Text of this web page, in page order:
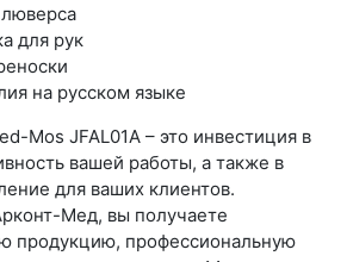
для рук
на русском языке
Mos JFAL01A – это инвестиция в
вашей работы, а также в
для ваших клиентов.
Мед, вы получаете
продукцию, профессиональную